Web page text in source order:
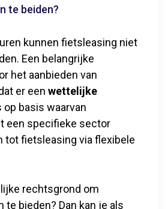
te beiden?
kunnen fietsleasing niet
Een belangrijke
het aanbieden van
er een wettelijke
op basis waarvan
een specifieke sector
tot fietsleasing via flexibele
rechtsgrond om
te bieden? Dan kan je als